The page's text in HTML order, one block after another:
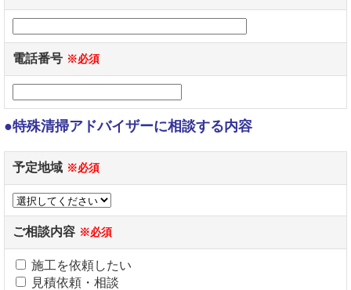
電話番号 ※必須
●特殊清掃アドバイザーに相談する内容
予定地域 ※必須
ご相談内容 ※必須
施工を依頼したい
見積依頼・相談